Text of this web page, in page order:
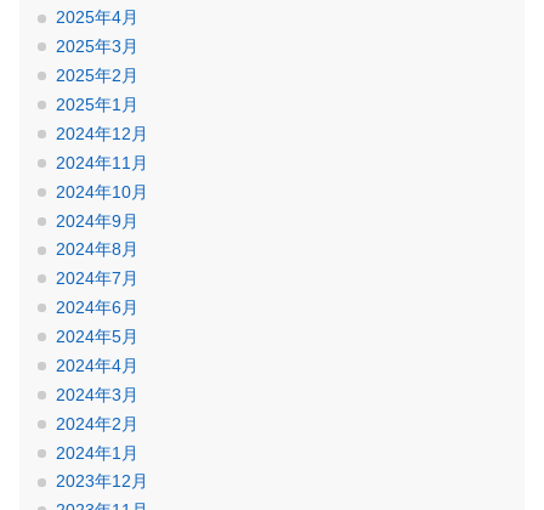
2025年4月
2025年3月
2025年2月
2025年1月
2024年12月
2024年11月
2024年10月
2024年9月
2024年8月
2024年7月
2024年6月
2024年5月
2024年4月
2024年3月
2024年2月
2024年1月
2023年12月